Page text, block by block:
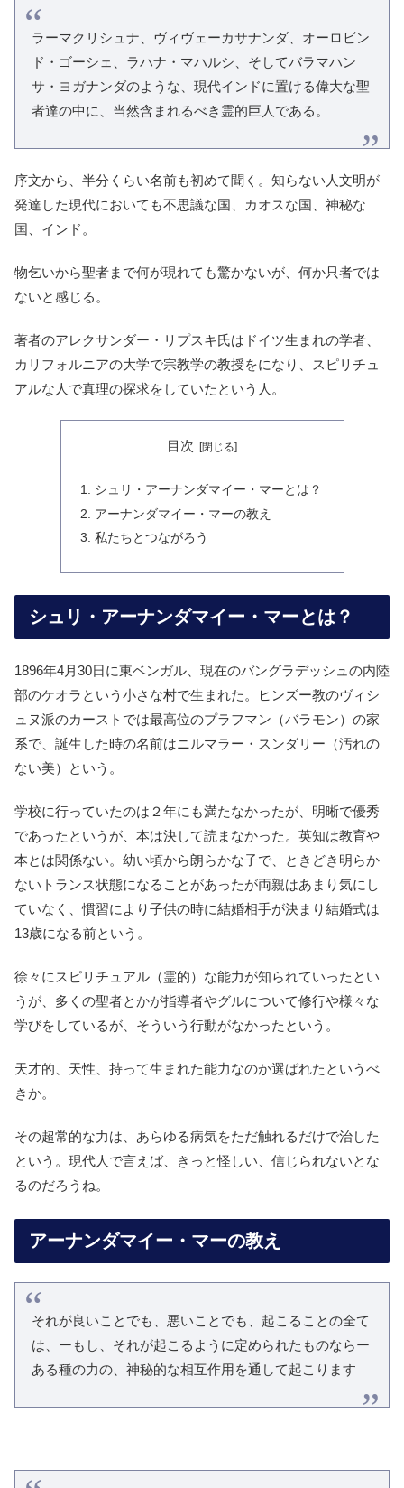
ラーマクリシュナ、ヴィヴェーカサナンダ、オーロビン
ド・ゴーシェ、ラハナ・マハルシ、そしてバラマハン
サ・ヨガナンダのような、現代インドに置ける偉大な聖
者達の中に、当然含まれるべき霊的巨人である。
序文から、半分くらい名前も初めて聞く。知らない人文明が
発達した現代においても不思議な国、カオスな国、神秘な
国、インド。
物乞いから聖者まで何が現れても驚かないが、何か只者では
ないと感じる。
著者のアレクサンダー・リプスキ氏はドイツ生まれの学者、
カリフォルニアの大学で宗教学の教授をになり、スピリチュ
アルな人で真理の探求をしていたという人。
目次
シュリ・アーナンダマイー・マーとは？
アーナンダマイー・マーの教え
私たちとつながろう
シュリ・アーナンダマイー・マーとは？
1896年4月30日に東ベンガル、現在のバングラデッシュの内陸
部のケオラという小さな村で生まれた。ヒンズー教のヴィシ
ュヌ派のカーストでは最高位のプラフマン（バラモン）の家
系で、誕生した時の名前はニルマラー・スンダリー（汚れの
ない美）という。
学校に行っていたのは２年にも満たなかったが、明晰で優秀
であったというが、本は決して読まなかった。英知は教育や
本とは関係ない。幼い頃から朗らかな子で、ときどき明らか
ないトランス状態になることがあったが両親はあまり気にし
ていなく、慣習により子供の時に結婚相手が決まり結婚式は
13歳になる前という。
徐々にスピリチュアル（霊的）な能力が知られていったとい
うが、多くの聖者とかが指導者やグルについて修行や様々な
学びをしているが、そういう行動がなかったという。
天才的、天性、持って生まれた能力なのか選ばれたというべ
きか。
その超常的な力は、あらゆる病気をただ触れるだけで治した
という。現代人で言えば、きっと怪しい、信じられないとな
るのだろうね。
アーナンダマイー・マーの教え
それが良いことでも、悪いことでも、起こることの全て
は、ーもし、それが起こるように定められたものならー
ある種の力の、神秘的な相互作用を通して起こります